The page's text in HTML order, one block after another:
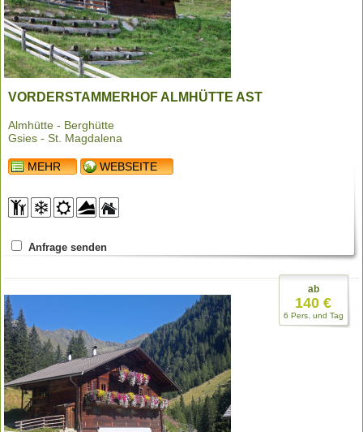
VORDERSTAMMERHOF ALMHÜTTE AST
Almhütte - Berghütte
Gsies - St. Magdalena
MEHR WEBSEITE
Anfrage senden
ab
140 €
6 Pers. und Tag